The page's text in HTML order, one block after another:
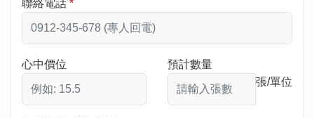
聯絡電話
心中價位
預計數量
張/單位